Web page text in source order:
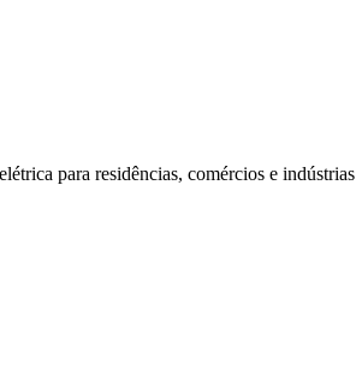
para residências, comércios e indústrias